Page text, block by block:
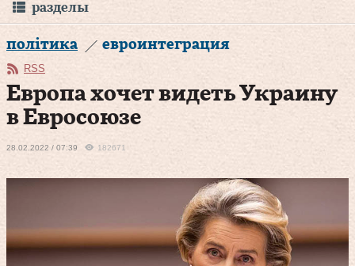
разделы
політика евроинтеграция
RSS
Европа хочет видеть Украину
в Евросоюзе
28.02.2022 / 07:39 182671